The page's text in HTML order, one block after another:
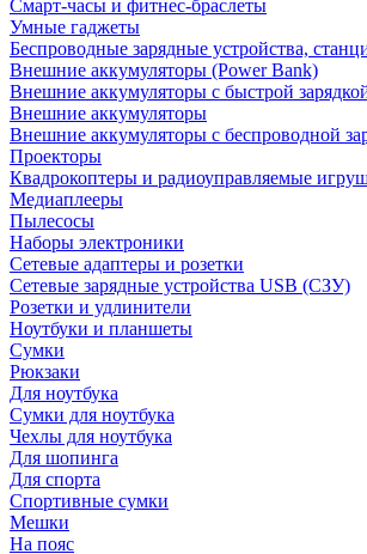
Смарт-часы и фитнес-браслеты
Умные гаджеты
Беспроводные зарядные устройства,
Внешние аккумуляторы (Power Bank)
Внешние аккумуляторы с быстрой
Внешние аккумуляторы
Внешние аккумуляторы с беспроводной
Проекторы
Квадрокоптеры и радиоуправляемые
Медиаплееры
Пылесосы
Наборы электроники
Сетевые адаптеры и розетки
Сетевые зарядные устройства USB (СЗУ)
Розетки и удлинители
Ноутбуки и планшеты
Сумки
Рюкзаки
Для ноутбука
Сумки для ноутбука
Чехлы для ноутбука
Для шопинга
Для спорта
Спортивные сумки
Мешки
На пояс